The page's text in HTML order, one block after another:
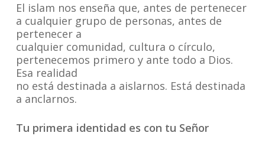
El islam nos enseña que, antes de pertenecer
a cualquier grupo de personas, antes de
pertenecer a
cualquier comunidad, cultura o círculo,
pertenecemos primero y ante todo a Dios.
Esa realidad
no está destinada a aislarnos. Está destinada
a anclarnos.
Tu primera identidad es con tu Señor